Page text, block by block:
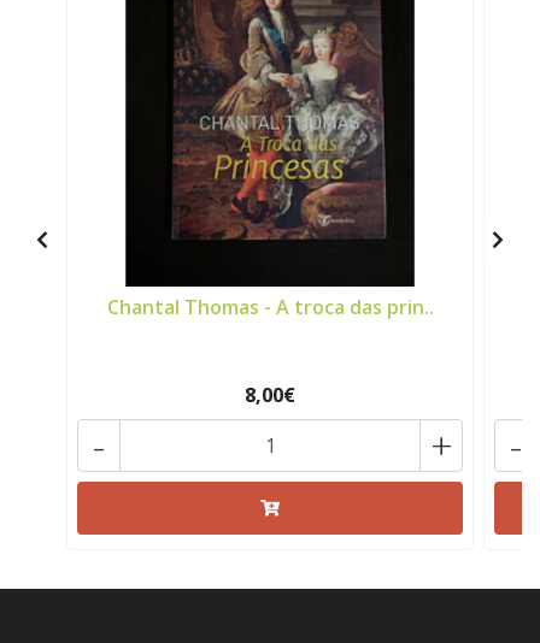
Chantal Thomas - A troca das prin..
8,00€
+
- -